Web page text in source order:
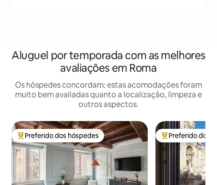
Aluguel por temporada com as melhores
avaliações em Roma
Os hóspedes concordam: estas acomodações foram
muito bem avaliadas quanto a localização, limpeza e
outros aspectos.
Entre os melhores preferidos dos hóspedes
Preferido dos hóspedes Entre os
Preferido dos